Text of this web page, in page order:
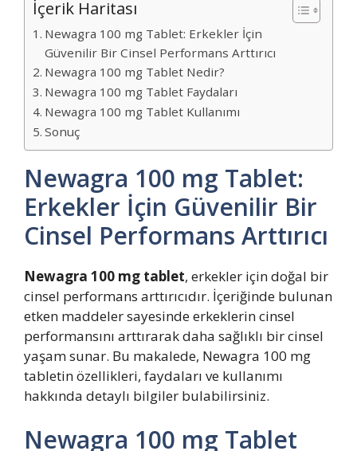
İçerik Haritası
Newagra 100 mg Tablet: Erkekler İçin
Güvenilir Bir Cinsel Performans Arttırıcı
Newagra 100 mg Tablet Nedir?
Newagra 100 mg Tablet Faydaları
Newagra 100 mg Tablet Kullanımı
Sonuç
Newagra 100 mg Tablet:
Erkekler İçin Güvenilir Bir
Cinsel Performans Arttırıcı
Newagra 100 mg tablet, erkekler için doğal bir
cinsel performans arttırıcıdır. İçeriğinde bulunan
etken maddeler sayesinde erkeklerin cinsel
performansını arttırarak daha sağlıklı bir cinsel
yaşam sunar. Bu makalede, Newagra 100 mg
tabletin özellikleri, faydaları ve kullanımı
hakkında detaylı bilgiler bulabilirsiniz.
Newagra 100 mg Tablet